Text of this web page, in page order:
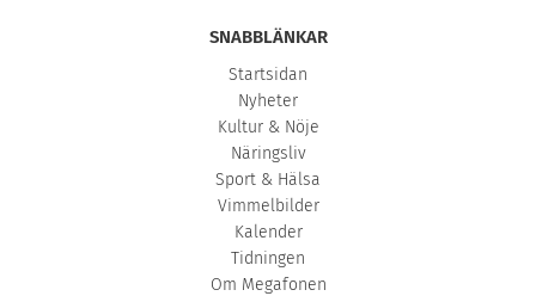
SNABBLÄNKAR
Startsidan
Nyheter
Kultur & Nöje
Näringsliv
Sport & Hälsa
Vimmelbilder
Kalender
Tidningen
Om Megafonen